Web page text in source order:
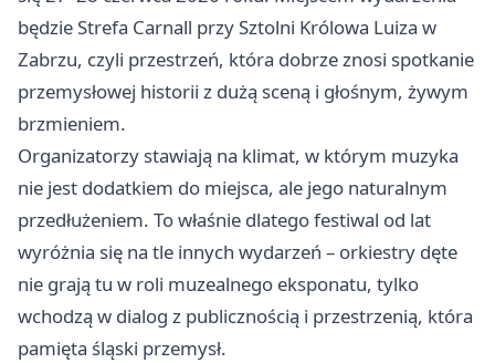
będzie Strefa Carnall przy Sztolni Królowa Luiza w
Zabrzu, czyli przestrzeń, która dobrze znosi spotkanie
przemysłowej historii z dużą sceną i głośnym, żywym
brzmieniem.
Organizatorzy stawiają na klimat, w którym muzyka
nie jest dodatkiem do miejsca, ale jego naturalnym
przedłużeniem. To właśnie dlatego festiwal od lat
wyróżnia się na tle innych wydarzeń – orkiestry dęte
nie grają tu w roli muzealnego eksponatu, tylko
wchodzą w dialog z publicznością i przestrzenią, która
pamięta śląski przemysł.